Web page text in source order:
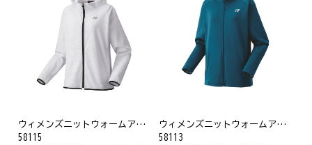
ウィメンズニットウォームアップパーカー
58115
ウィメンズニットウォームアップシャツ
58113